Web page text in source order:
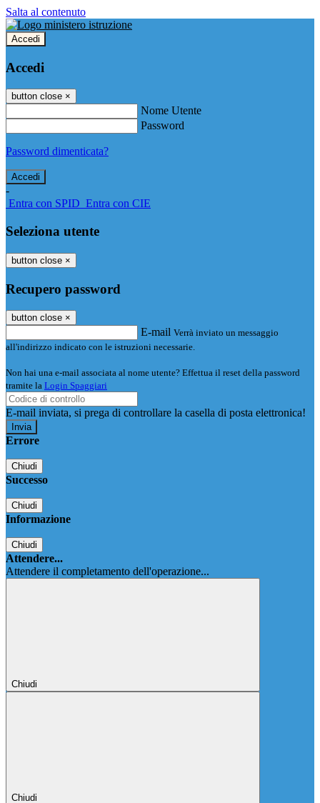
Salta al contenuto
Accedi
Accedi
button close ×
Nome Utente
Password
Password dimenticata?
-
Entra con SPID Entra con CIE
Seleziona utente
button close ×
Recupero password
button close ×
E-mail Verrà inviato un messaggio
all'indirizzo indicato con le istruzioni necessarie.
Non hai una e-mail associata al nome utente? Effettua il reset della password
tramite la Login Spaggiari
E-mail inviata, si prega di controllare la casella di posta elettronica!
Errore
Chiudi
Successo
Chiudi
Informazione
Chiudi
Attendere...
Attendere il completamento dell'operazione...
Chiudi
Chiudi